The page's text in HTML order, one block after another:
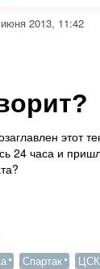
2013, 11:42
этот
24 часа и
Спартак